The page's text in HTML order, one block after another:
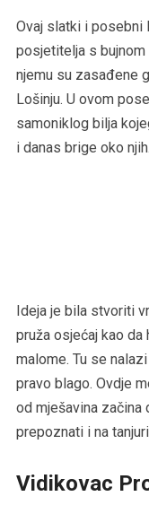
Ovaj slatki i posebni
posjetitelja s
njemu su zasađene
Lošinju. U ovom
samoniklog bilja
i danas brige oko njih.
Ideja je bila stvoriti
pruža osjećaj kao
malome. Tu se
pravo blago. Ovdje
od mješavina začina
prepoznati i na
Vidikovac